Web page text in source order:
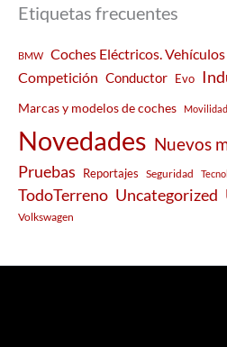
Etiquetas frecuentes
BMW
Coches Eléctricos.
Competición Conductor Evo
Marcas y modelos de coches Movilidad
Novedades Nuevos
Pruebas Reportajes Seguridad
TodoTerreno Uncategorized
Volkswagen